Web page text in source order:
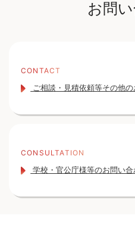
お問
CONTACT
ご相談・見積依頼等その他
CONSULTATION
学校・官公庁様等のお問い合